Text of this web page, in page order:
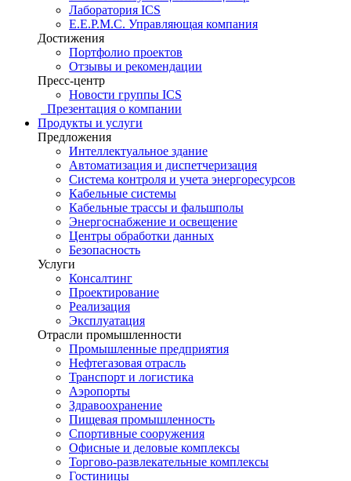
Лаборатория ICS
E.E.P.M.C. Управляющая компания
Достижения
Портфолио проектов
Отзывы и рекомендации
Пресс-центр
Новости группы ICS
Презентация о компании
Продукты и услуги
Предложения
Интеллектуальное здание
Автоматизация и диспетчеризация
Система контроля и учета энергоресурсов
Кабельные системы
Кабельные трассы и фальшполы
Энергоснабжение и освещение
Центры обработки данных
Безопасность
Услуги
Консалтинг
Проектирование
Реализация
Эксплуатация
Отрасли промышленности
Промышленные предприятия
Нефтегазовая отрасль
Транспорт и логистика
Аэропорты
Здравоохранение
Пищевая промышленность
Спортивные сооружения
Офисные и деловые комплексы
Торгово-развлекательные комплексы
Гостиницы